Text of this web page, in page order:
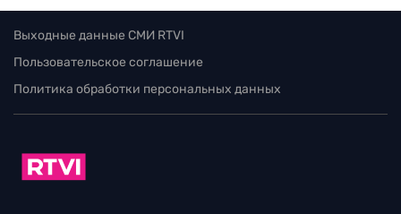
Выходные данные СМИ RTVI
Пользовательское соглашение
Политика обработки персональных данных